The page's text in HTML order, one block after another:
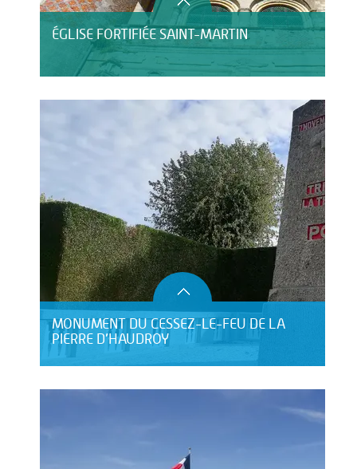
ÉGLISE FORTIFIÉE SAINT-MARTIN
MONUMENT DU CESSEZ-LE-FEU DE LA
PIERRE D’HAUDROY